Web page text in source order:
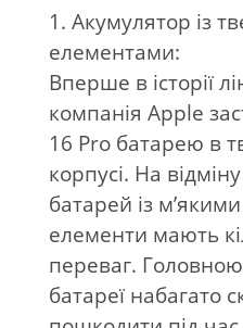
1. Акумулятор із
елементами:
Вперше в історії
компанія Apple
16 Pro батарею в
корпусі. На
батарей із
елементи мають
переваг.
батареї набагато